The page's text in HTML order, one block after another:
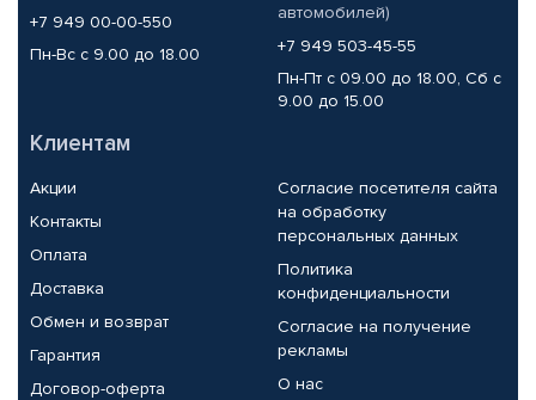
+7 949 00-00-550
Пн-Вс с 9.00 до 18.00
автомобилей)
+7 949 503-45-55
Пн-Пт с 09.00 до 18.00, Сб с
9.00 до 15.00
Клиентам
Акции
Контакты
Оплата
Доставка
Обмен и возврат
Гарантия
Договор-оферта
Согласие посетителя сайта
на обработку
персональных данных
Политика
конфиденциальности
Согласие на получение
рекламы
О нас